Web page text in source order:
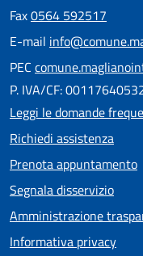
Fax0564 592517
E-mail
PEC
P. IVA/CF:
Leggi le domande
Richiedi assistenza
Prenota appuntamento
Segnala disservizio
Amministrazione
Informativa privacy